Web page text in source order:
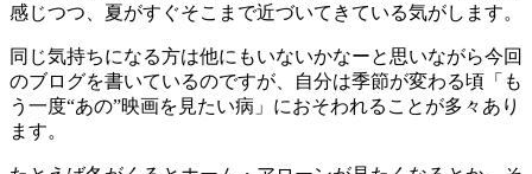
感じつつ、夏がすぐそこまで近づいてきている気がします。
同じ気持ちになる方は他にもいないかなーと思いながら今回
のブログを書いているのですが、自分は季節が変わる頃「も
う一度“あの”映画を見たい病」におそわれることが多々あり
ます。